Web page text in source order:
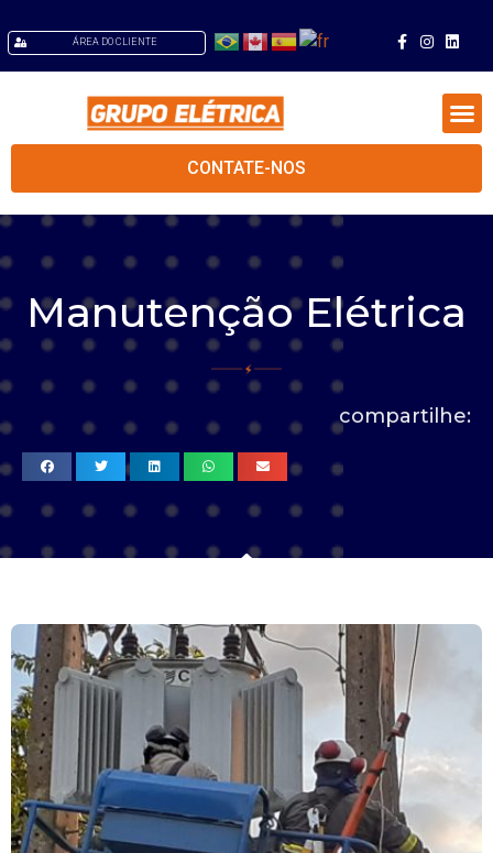
ÁREA DO CLIENTE
CONTATE-NOS
Manutenção Elétrica
compartilhe: